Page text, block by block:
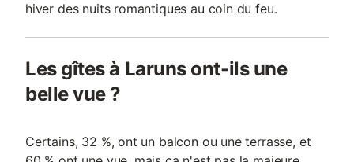
hiver des nuits romantiques au coin du feu.
Les gîtes à Laruns ont-ils une
belle vue ?
Certains, 32 %, ont un balcon ou une terrasse, et